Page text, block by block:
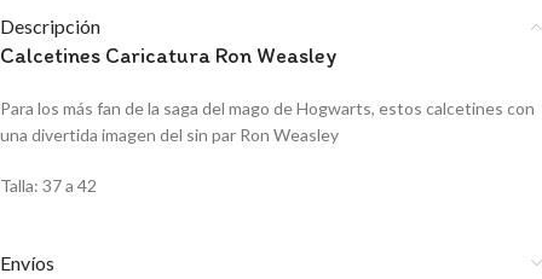
Descripción
Calcetines Caricatura Ron Weasley
Para los más fan de la saga del mago de Hogwarts, estos calcetines con
una divertida imagen del sin par Ron Weasley
Talla: 37 a 42
Envíos